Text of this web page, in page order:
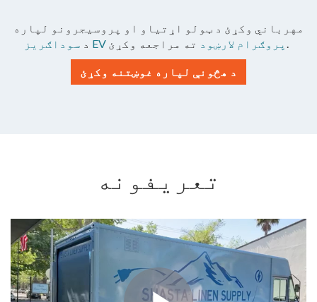
مهرباني وکړئ د ټولو اړتیاو او پروسیجرونو لپاره
د
سوداګریز EV پروګرام لارښود ته مراجعه وکړئ.
د هڅونې لپاره غوښتنه وکړئ
تعریفونه